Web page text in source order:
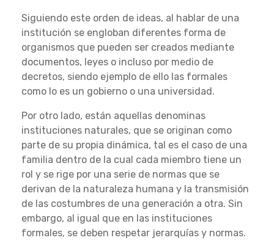
Siguiendo este orden de ideas, al hablar de una
institución se engloban diferentes forma de
organismos que pueden ser creados mediante
documentos, leyes o incluso por medio de
decretos, siendo ejemplo de ello las formales
como lo es un gobierno o una universidad.
Por otro lado, están aquellas denominas
instituciones naturales, que se originan como
parte de su propia dinámica, tal es el caso de una
familia dentro de la cual cada miembro tiene un
rol y se rige por una serie de normas que se
derivan de la naturaleza humana y la transmisión
de las costumbres de una generación a otra. Sin
embargo, al igual que en las instituciones
formales, se deben respetar jerarquías y normas.